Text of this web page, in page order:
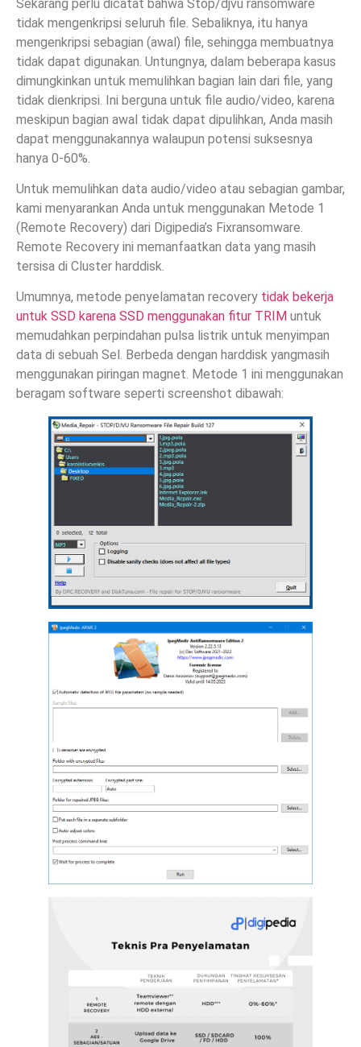
Sekarang perlu dicatat bahwa Stop/djvu ransomware
tidak mengenkripsi seluruh file. Sebaliknya, itu hanya
mengenkripsi sebagian (awal) file, sehingga membuatnya
tidak dapat digunakan. Untungnya, dalam beberapa kasus
dimungkinkan untuk memulihkan bagian lain dari file, yang
tidak dienkripsi. Ini berguna untuk file audio/video, karena
meskipun bagian awal tidak dapat dipulihkan, Anda masih
dapat menggunakannya walaupun potensi suksesnya
hanya 0-60%.
Untuk memulihkan data audio/video atau sebagian gambar,
kami menyarankan Anda untuk menggunakan Metode 1
(Remote Recovery) dari Digipedia’s Fixransomware.
Remote Recovery ini memanfaatkan data yang masih
tersisa di Cluster harddisk.
Umumnya, metode penyelamatan recovery tidak bekerja
untuk SSD karena SSD menggunakan fitur TRIM untuk
memudahkan perpindahan pulsa listrik untuk menyimpan
data di sebuah Sel. Berbeda dengan harddisk yangmasih
menggunakan piringan magnet. Metode 1 ini menggunakan
beragam software seperti screenshot dibawah: